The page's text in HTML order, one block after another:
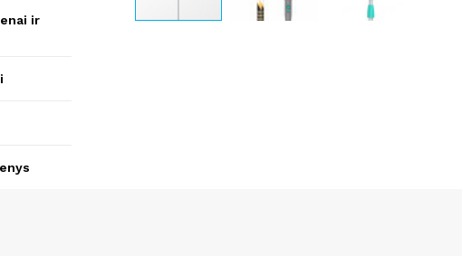
ir